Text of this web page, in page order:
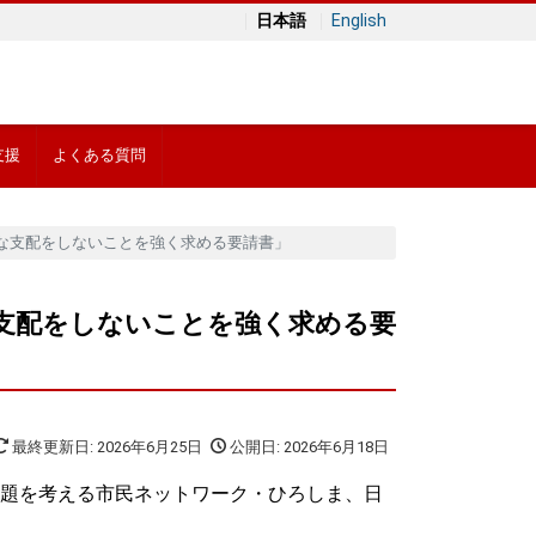
日本語 English
援 よくある質問
配をしないことを強く求める要請書」
配をしないことを強く求める要
最終更新日: 2026年6月25日 公開日: 2026年6月18日
を考える市民ネットワーク・ひろしま、日